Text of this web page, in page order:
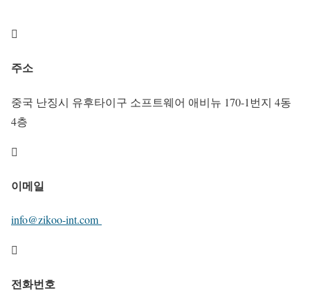

주소
중국 난징시 유후타이구 소프트웨어 애비뉴 170-1번지 4동
4층

이메일
info@zikoo-int.com

전화번호